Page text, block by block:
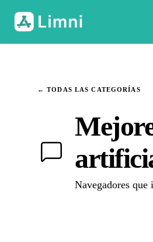
← TODAS LAS CATEGORÍAS
Navegadores